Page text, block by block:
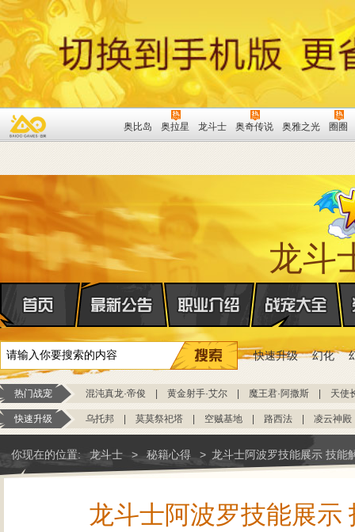
奥比岛 奥拉星 龙斗士 奥奇传说 奥雅之光 圈圈
龙斗
快速升级 幻化
热门战宠 混沌真龙·帝俊 黄金射手·艾尔 魔王君·阿撒斯 天使
快速升级 乌托邦 莫莫祭祀塔 空贼基地 路西法 凌云神殿
你现在的位置: 龙斗士 > 秘籍心得 > 龙斗士阿波罗技能展示 技能
龙斗士阿波罗技能展示